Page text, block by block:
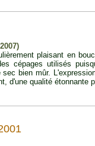
plaisant en
cépages utilisés
bien mûr.
d'une qualité étonnante